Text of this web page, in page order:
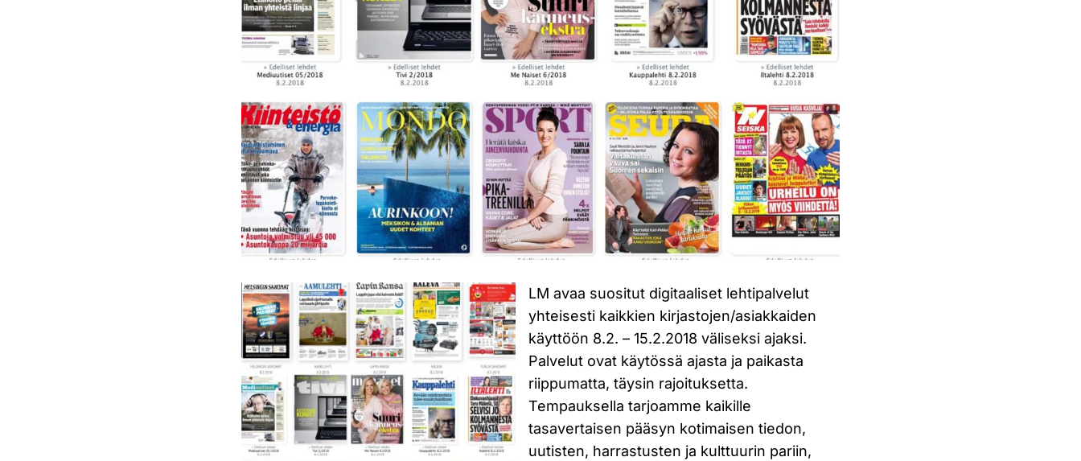
LM avaa suositut digitaaliset lehtipalvelut
yhteisesti kaikkien kirjastojen/asiakkaiden
käyttöön 8.2. – 15.2.2018 väliseksi ajaksi.
Palvelut ovat käytössä ajasta ja paikasta
riippumatta, täysin rajoituksetta.
Tempauksella tarjoamme kaikille
tasavertaisen pääsyn kotimaisen tiedon,
uutisten, harrastusten ja kulttuurin pariin,